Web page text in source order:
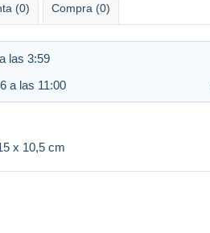
(0) Compra (0)
las 3:59
a las 11:00
x 10,5 cm